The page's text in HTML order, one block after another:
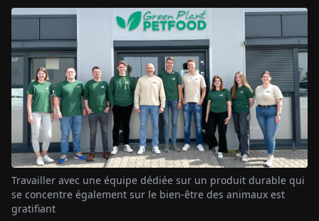
Travailler avec une équipe dédiée sur un produit durable qui
se concentre également sur le bien-être des animaux est
gratifiant